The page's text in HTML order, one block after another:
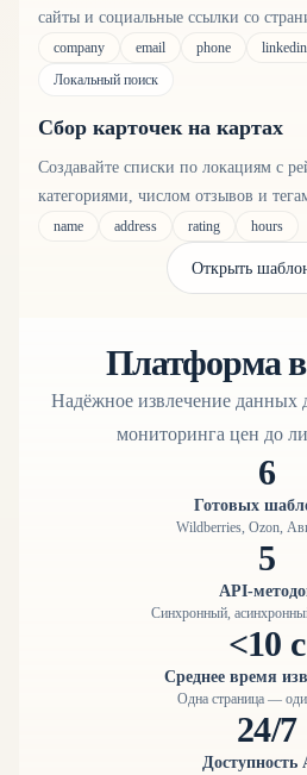
сайты и социальные ссылки со
company email phone
linkedin
Локальный поиск
Сбор карточек на картах
Создавайте списки по локациям с
категориями, числом отзывов и
name address rating hours
Открыть
Платформа
Надёжное извлечение данных
мониторинга цен до
6
Готовых
Wildberries, Ozon,
5
API-
Синхронный,
<10 с
Среднее время
Одна страница —
24/7
Доступность